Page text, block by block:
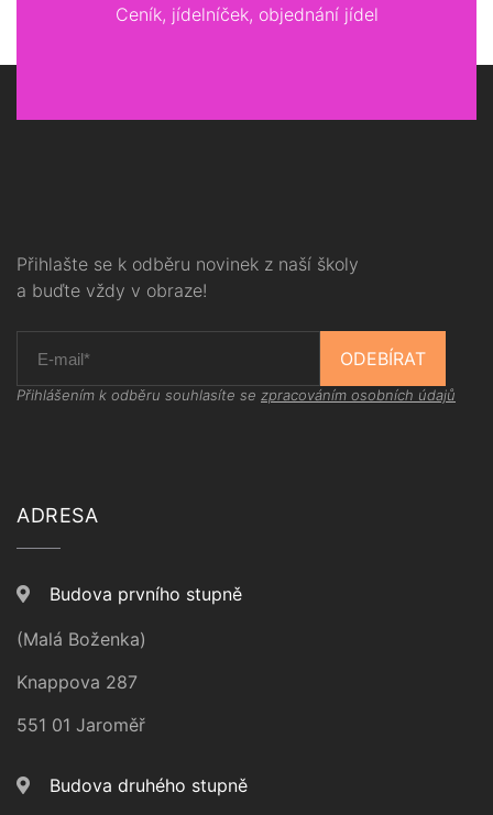
Ceník, jídelníček, objednání jídel
Přihlašte se k odběru novinek z naší školy
a buďte vždy v obraze!
ODEBÍRAT
Přihlášením k odběru souhlasíte se zpracováním osobních údajů
ADRESA
Budova prvního stupně
(Malá Boženka)
Knappova 287
551 01 Jaroměř
Budova druhého stupně